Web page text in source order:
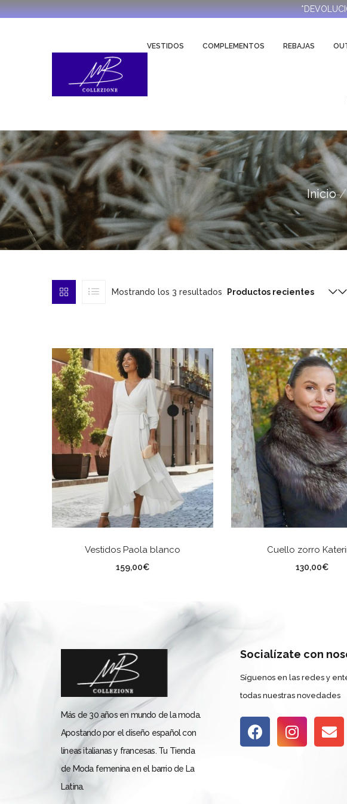
VESTIDOS COMPLEMENTOS REBAJAS
Inicio
Mostrando los 3 resultados Productos recientes
Vestidos Paola blanco
159,00€
Cuello zorro
130,00€
Más de 30 años en mundo de la moda.
Apostando por el diseño español con
líneas italianas y francesas. Tu Tienda
de Moda femenina en el barrio de La
Latina.
Socialízate con
Síguenos en las redes y
todas nuestras novedades